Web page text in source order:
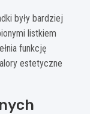
były bardziej
listkiem
funkcję
estetyczne